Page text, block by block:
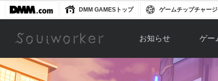
DMM GAMESトップ ゲームチップチャージ
お知らせ
お知らせ一覧
ゲー
ソウ